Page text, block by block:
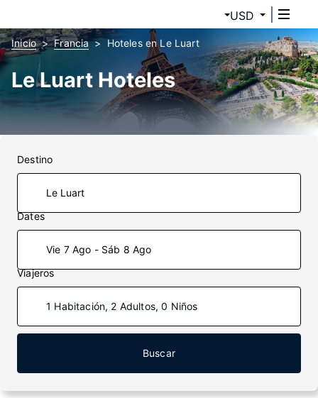
USD
Inicio Francia Hoteles en Le Luart
Le Luart Hoteles
Destino
Dates
Vie 7 Ago - Sáb 8 Ago
Viajeros
1 Habitación, 2 Adultos, 0 Niños
Buscar